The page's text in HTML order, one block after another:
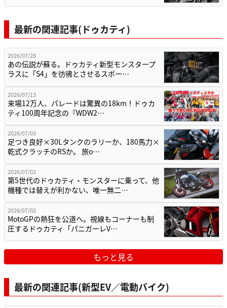
最新の関連記事(ドゥカティ)
2026/07/28
あの伝説が蘇る。ドゥカティ新型モンスタープ
ラスに「S4」を彷彿とさせるスポー…
2026/07/13
来場12万人、パレードは驚異の18km！ドゥカ
ティ100周年記念の『WDW2…
2026/07/03
足つき良好×30Lタンクのラリーか、180馬力×
乾式クラッチのRSか。 旅o…
2026/07/02
第5世代のドゥカティ・モンスターに乗って、他
機種では替えが利かない、唯一無二…
2026/07/02
MotoGPの熱狂を公道へ。視線もコーナーも制
圧するドゥカティ「パニガーレV…
もっと見る
最新の関連記事(新型EV／電動バイク)